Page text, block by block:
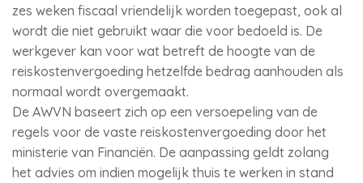
zes weken fiscaal vriendelijk worden toegepast, ook al
wordt die niet gebruikt waar die voor bedoeld is. De
werkgever kan voor wat betreft de hoogte van de
reiskostenvergoeding hetzelfde bedrag aanhouden als
normaal wordt overgemaakt.
De AWVN baseert zich op een versoepeling van de
regels voor de vaste reiskostenvergoeding door het
ministerie van Financiën. De aanpassing geldt zolang
het advies om indien mogelijk thuis te werken in stand